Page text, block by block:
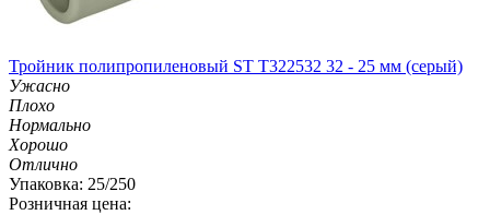
Тройник полипропиленовый ST T322532 32 - 25 мм (серый)
Ужасно
Плохо
Нормально
Хорошо
Отлично
Упаковка: 25/250
Розничная цена: